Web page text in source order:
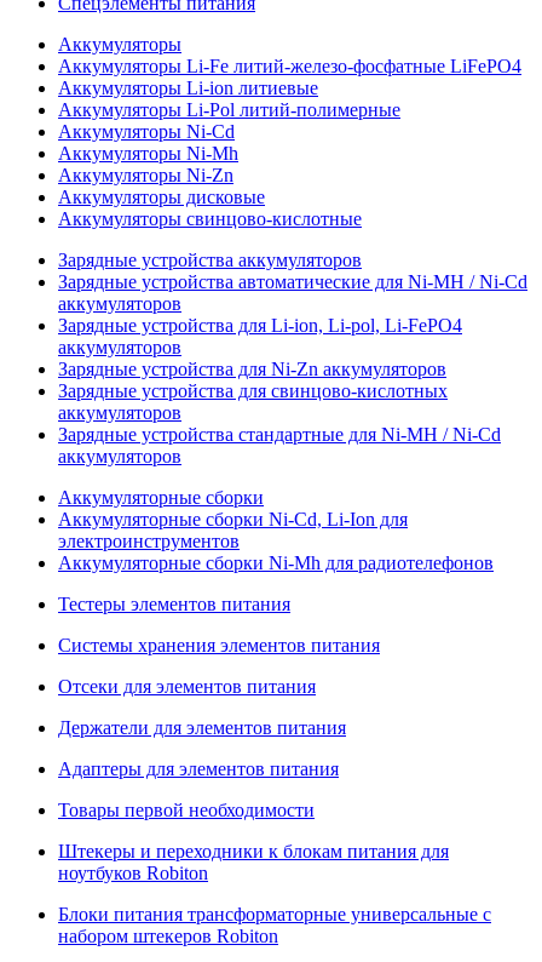
Аккумуляторы
Аккумуляторы Li-Fe литий-железо-фосфатные LiFePO4
Аккумуляторы Li-ion литиевые
Аккумуляторы Li-Pol литий-полимерные
Аккумуляторы Ni-Cd
Аккумуляторы Ni-Mh
Аккумуляторы Ni-Zn
Аккумуляторы дисковые
Аккумуляторы свинцово-кислотные
Зарядные устройства аккумуляторов
Зарядные устройства автоматические для Ni-MH / Ni-Cd
аккумуляторов
Зарядные устройства для Li-ion, Li-pol, Li-FePO4
аккумуляторов
Зарядные устройства для Ni-Zn аккумуляторов
Зарядные устройства для свинцово-кислотных
аккумуляторов
Зарядные устройства стандартные для Ni-MH / Ni-Cd
аккумуляторов
Аккумуляторные сборки
Аккумуляторные сборки Ni-Cd, Li-Ion для
электроинструментов
Аккумуляторные сборки Ni-Mh для радиотелефонов
Тестеры элементов питания
Системы хранения элементов питания
Отсеки для элементов питания
Держатели для элементов питания
Адаптеры для элементов питания
Товары первой необходимости
Штекеры и переходники к блокам питания для
ноутбуков Robiton
Блоки питания трансформаторные универсальные с
набором штекеров Robiton